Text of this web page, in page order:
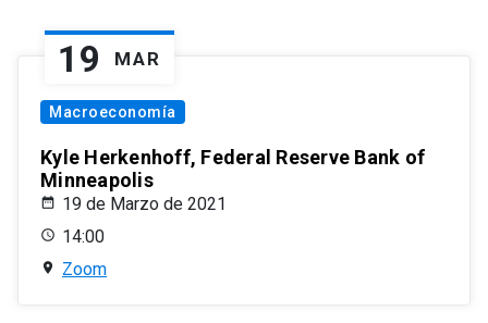
19 MAR
Macroeconomía
Kyle Herkenhoff, Federal Reserve Bank of
Minneapolis
19 de Marzo de 2021
14:00
Zoom